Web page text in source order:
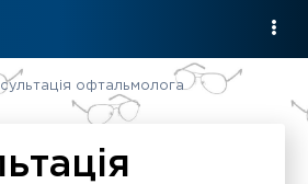
офтальмолога